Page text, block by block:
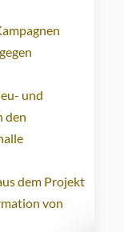
und
den
dem Projekt
von